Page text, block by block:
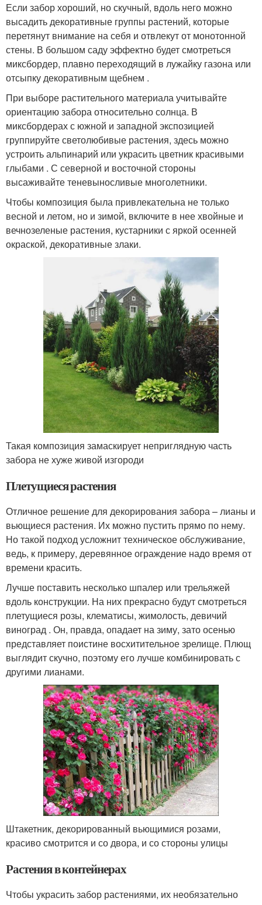
Если забор хороший, но скучный, вдоль него можно
высадить декоративные группы растений, которые
перетянут внимание на себя и отвлекут от монотонной
стены. В большом саду эффектно будет смотреться
миксбордер, плавно переходящий в лужайку газона или
отсыпку декоративным щебнем .
При выборе растительного материала учитывайте
ориентацию забора относительно солнца. В
миксбордерах с южной и западной экспозицией
группируйте светолюбивые растения, здесь можно
устроить альпинарий или украсить цветник красивыми
глыбами . С северной и восточной стороны
высаживайте теневыносливые многолетники.
Чтобы композиция была привлекательна не только
весной и летом, но и зимой, включите в нее хвойные и
вечнозеленые растения, кустарники с яркой осенней
окраской, декоративные злаки.
Такая композиция замаскирует неприглядную часть
забора не хуже живой изгороди
Плетущиеся растения
Отличное решение для декорирования забора – лианы и
вьющиеся растения. Их можно пустить прямо по нему.
Но такой подход усложнит техническое обслуживание,
ведь, к примеру, деревянное ограждение надо время от
времени красить.
Лучше поставить несколько шпалер или трельяжей
вдоль конструкции. На них прекрасно будут смотреться
плетущиеся розы, клематисы, жимолость, девичий
виноград . Он, правда, опадает на зиму, зато осенью
представляет поистине восхитительное зрелище. Плющ
выглядит скучно, поэтому его лучше комбинировать с
другими лианами.
Штакетник, декорированный вьющимися розами,
красиво смотрится и со двора, и со стороны улицы
Растения в контейнерах
Чтобы украсить забор растениями, их необязательно